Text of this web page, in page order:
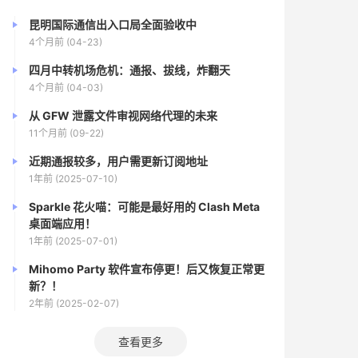
昆明国际通信出入口局全面验收中
4个月前 (04-23)
四月中转机场危机：通报、拔线，炸翻天
4个月前 (04-03)
从 GFW 泄露文件审视网络代理的未来
11个月前 (09-22)
近期通报较多，用户需更新订阅地址
1年前 (2025-07-10)
Sparkle 花火喵：可能是最好用的 Clash Meta
桌面端应用！
1年前 (2025-07-01)
Mihomo Party 软件宣布停更！后又恢复正常更
新？！
2年前 (2025-02-07)
查看更多